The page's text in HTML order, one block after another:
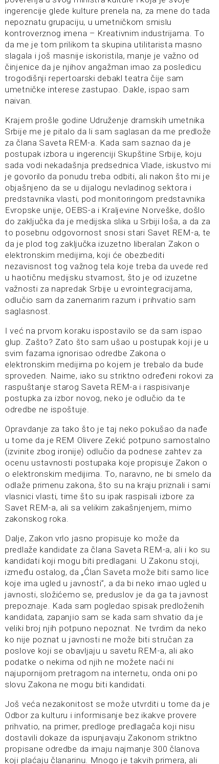
ingerencije glede kulture prenela na, za mene do tada
nepoznatu grupaciju, u umetničkom smislu
kontroverznog imena – Kreativnim industrijama. To
da me je tom prilikom ta skupina utilitarista masno
slagala i još masnije iskoristila, manje je važno od
činjenice da je njihov angažman imao za posledicu
trogodišnji repertoarski debakl teatra čije sam
umetničke interese zastupao. Dakle, ispao sam
naivan.
Krajem prošle godine Udruženje dramskih umetnika
Srbije me je pitalo da li sam saglasan da me predlože
za člana Saveta REM-a. Kada sam saznao da je
postupak izbora u ingerenciji Skupštine Srbije, koju
sada vodi nekadašnja predsednica Vlade, iskustvo mi
je govorilo da ponudu treba odbiti, ali nakon što mi je
objašnjeno da se u dijalogu nevladinog sektora i
predstavnika vlasti, pod monitoringom predstavnika
Evropske unije, OEBS-a i Kraljevine Norveške, došlo
do zaključka da je medijska slika u Srbiji loša, a da za
to posebnu odgovornost snosi stari Savet REM-a, te
da je plod tog zaključka izuzetno liberalan Zakon o
elektronskim medijima, koji će obezbediti
nezavisnost tog važnog tela koje treba da uvede red
u haotičnu medijsku stvarnost, što je od izuzetne
važnosti za napredak Srbije u evrointegracijama,
odlučio sam da zanemarim razum i prihvatio sam
saglasnost.
I već na prvom koraku ispostavilo se da sam ispao
glup. Zašto? Zato što sam ušao u postupak koji je u
svim fazama ignorisao odredbe Zakona o
elektronskim medijima po kojem je trebalo da bude
sproveden. Naime, iako su striktno određeni rokovi za
raspuštanje starog Saveta REM-a i raspisivanje
postupka za izbor novog, neko je odlučio da te
odredbe ne ispoštuje.
Opravdanje za tako što je taj neko pokušao da nađe
u tome da je REM Olivere Zekić potpuno samostalno
(izvinite zbog ironije) odlučio da podnese zahtev za
ocenu ustavnosti postupaka koje propisuje Zakon o
o elektronskim medijima. To, naravno, ne bi smelo da
odlaže primenu zakona, što su na kraju priznali i sami
vlasnici vlasti, time što su ipak raspisali izbore za
Savet REM-a, ali sa velikim zakašnjenjem, mimo
zakonskog roka.
Dalje, Zakon vrlo jasno propisuje ko može da
predlaže kandidate za člana Saveta REM-a, ali i ko su
kandidati koji mogu biti predlagani. U Zakonu stoji,
između ostalog, da „Ćlan Saveta može biti samo lice
koje ima ugled u javnosti“, a da bi neko imao ugled u
javnosti, složićemo se, preduslov je da ga ta javnost
prepoznaje. Kada sam pogledao spisak predloženih
kandidata, zapanjio sam se kada sam shvatio da je
veliki broj njih potpuno nepoznat. Ne tvrdim da neko
ko nije poznat u javnosti ne može biti stručan za
poslove koji se obavljaju u savetu REM-a, ali ako
podatke o nekima od njih ne možete naći ni
najupornijom pretragom na internetu, onda oni po
slovu Zakona ne mogu biti kandidati.
Još veća nezakonitost se može utvrditi u tome da je
Odbor za kulturu i informisanje bez ikakve provere
prihvatio, na primer, predloge predlagača koji nisu
dostavili dokaze da ispunjavaju Zakonom striktno
propisane odredbe da imaju najmanje 300 članova
koji plaćaju članarinu. Mnogo je takvih primera, ali